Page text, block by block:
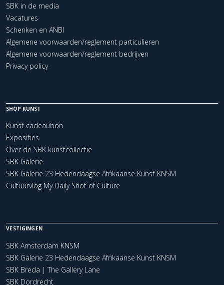
SBK in de media
Vacatures
Schenken en ANBI
Algemene voorwaarden/reglement particulieren
Algemene voorwaarden/reglement bedrijven
Privacy policy
SHOP KUNST
Kunst cadeaubon
Exposities
Over de SBK kunstcollectie
SBK Galerie
SBK Galerie 23 Hedendaagse Afrikaanse Kunst KNSM
Cultuurvlog My Daily Shot of Culture
VESTIGINGEN
SBK Amsterdam KNSM
SBK Galerie 23 Hedendaagse Afrikaanse Kunst KNSM
SBK Breda | The Gallery Lane
SBK Dordrecht